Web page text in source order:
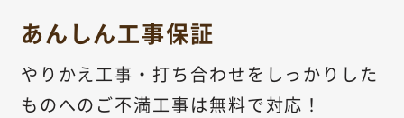
あんしん工事保証
やりかえ工事・打ち合わせをしっかりした
ものへのご不満工事は無料で対応！